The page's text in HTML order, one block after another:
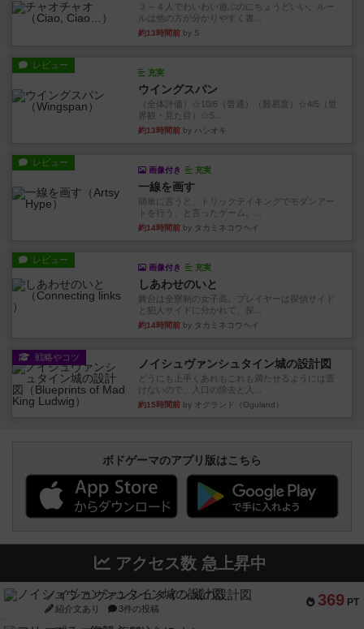
３～４人でわいわい遊ぶのにちょうどいい。ルー
ルは他の方が分かりやすく書...
約13時間前 by S
レビュー
充実
ウイングスパン
（全体評価）☆10/6（普通）（難易度）☆4/5（世
界観・見た目）☆5...
約13時間前 by ハシオキ
レビュー
画像付き 充実
一線を画す
簡単に言うと、トリックテイキングでモダンアー
トを行う、と言ったゲーム。...
約14時間前 by タカミネコウヘイ
レビュー
画像付き 充実
しあわせのいと
舞台は全寮制の女子高。プレイヤーは探偵サイド
と犯人サイドに分かれて、探...
約14時間前 by タカミネコウヘイ
戦略やコツ ノイシュヴァンシュタイン城の設計図
どうにも上手くあれもこれも満たせるようには置
けないので、入口の除去と入...
約15時間前 by オグランド（Oguland）
ボドゲーマのアプリ版はこちら
アクセス数 急上昇中
369 PT
ノイシュヴァンシュタイン城の設計図
紹介文あり 3件の投稿